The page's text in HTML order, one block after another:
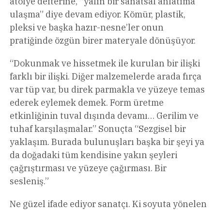
ulaşma” diye devam ediyor. Kömür, plastik,
pleksi ve başka hazır-nesne’ler onun
pratiğinde özgün birer materyale dönüşüyor.
“Dokunmak ve hissetmek ile kurulan bir ilişki
farklı bir ilişki. Diğer malzemelerde arada fırça
var tüp var, bu direk parmakla ve yüzeye temas
ederek eylemek demek. Form üretme
etkinliğinin tuval dışında devamı… Gerilim ve
tuhaf karşılaşmalar.” Sonuçta “Sezgisel bir
yaklaşım. Burada bulunuşları başka bir şeyi ya
da doğadaki tüm kendisine yakın şeyleri
çağrıştırması ve yüzeye çağırması. Bir
sesleniş.”
Ne güzel ifade ediyor sanatçı. Ki soyuta yönelen